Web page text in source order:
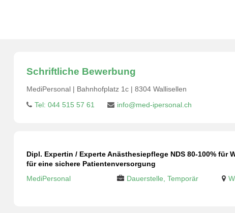
Schriftliche Bewerbung
MediPersonal | Bahnhofplatz 1c | 8304 Wallisellen
Tel: 044 515 57 61
info@med-ipersonal.ch
Dipl. Expertin / Experte Anästhesiepflege NDS 80-100% für
für eine sichere Patientenversorgung
MediPersonal
Dauerstelle, Temporär